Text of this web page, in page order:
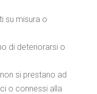
su misura o
di deteriorarsi o
si prestano ad
o connessi alla